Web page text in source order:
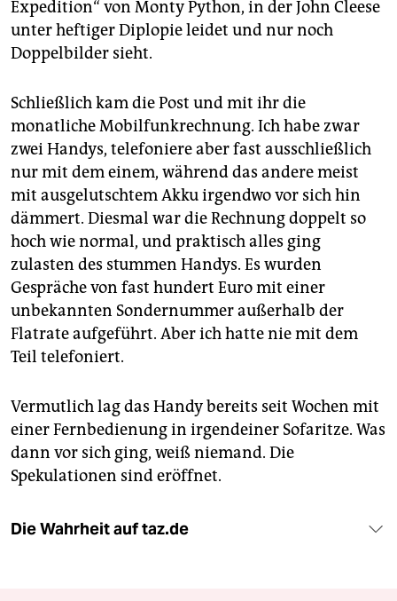
Expedition“ von Monty Python, in der John Cleese
unter heftiger Diplopie leidet und nur noch
Doppelbilder sieht.
Schließlich kam die Post und mit ihr die
monatliche Mobilfunkrechnung. Ich habe zwar
zwei Handys, telefoniere aber fast ausschließlich
nur mit dem einem, während das andere meist
mit ausgelutschtem Akku irgendwo vor sich hin
dämmert. Diesmal war die Rechnung doppelt so
hoch wie normal, und praktisch alles ging
zulasten des stummen Handys. Es wurden
Gespräche von fast hundert Euro mit einer
unbekannten Sondernummer außerhalb der
Flatrate aufgeführt. Aber ich hatte nie mit dem
Teil telefoniert.
Vermutlich lag das Handy bereits seit Wochen mit
einer Fernbedienung in irgendeiner Sofaritze. Was
dann vor sich ging, weiß niemand. Die
Spekulationen sind eröffnet.
Die Wahrheit auf taz.de